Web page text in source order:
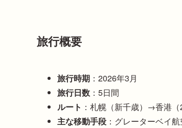
旅行概要
旅行時期 ：2026年3月
旅行日数 ：5日間
ルート ：札幌（新千歳）→香港
主な移動手段 ：グレーターベイ